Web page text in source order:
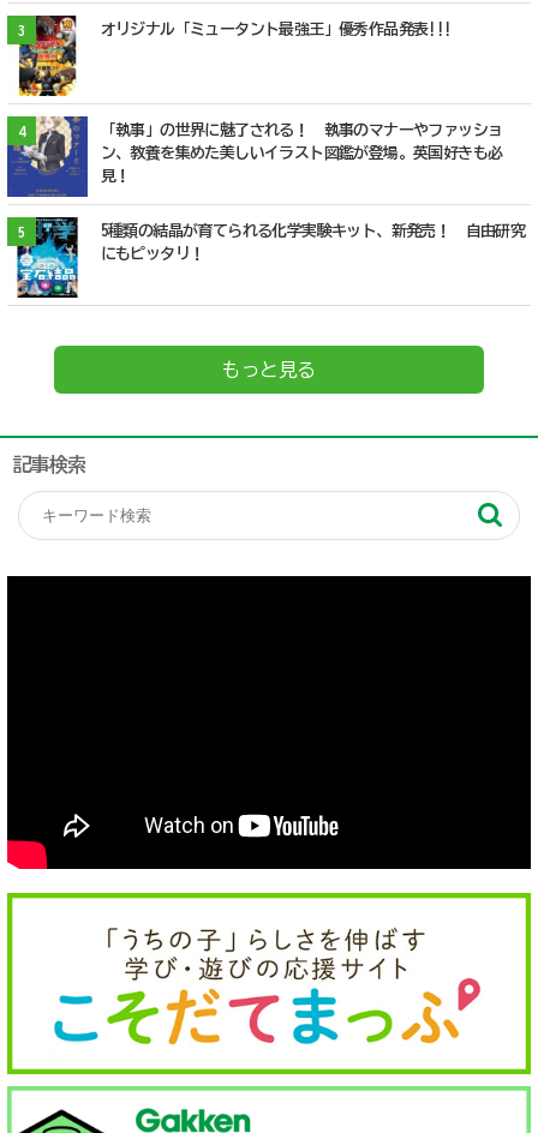
3 オリジナル「ミュータント最強王」優秀作品発表!!!
4
「執事」の世界に魅了される！ 執事のマナーやファッショ
ン、教養を集めた美しいイラスト図鑑が登場。英国好きも必
見！
5
5種類の結晶が育てられる化学実験キット、新発売！ 自由研究
にもピッタリ！
もっと見る
記事検索